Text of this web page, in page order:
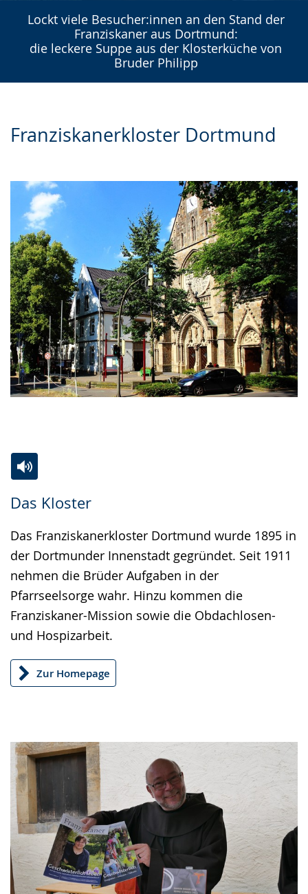
Lockt viele Besucher:innen an den Stand der
Franziskaner aus Dortmund:
die leckere Suppe aus der Klosterküche von
Bruder Philipp
Franziskanerkloster Dortmund
Das Kloster
Leichten
Sprache
wechseln.
Audio-
Unterstützung.
Video
in
Deutscher
Gebärdensprache
wird
angezeigt.
Das Franziskanerkloster Dortmund wurde 1895 in
der Dortmunder Innenstadt gegründet. Seit 1911
nehmen die Brüder Aufgaben in der
Pfarrseelsorge wahr. Hinzu kommen die
Franziskaner-Mission sowie die Obdachlosen-
und Hospizarbeit.
Zur Homepage